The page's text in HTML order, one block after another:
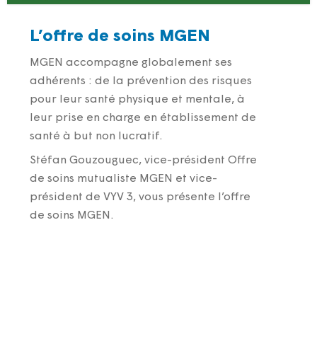
L’offre de soins MGEN
MGEN accompagne globalement ses
adhérents : de la prévention des risques
pour leur santé physique et mentale, à
leur prise en charge en établissement de
santé à but non lucratif.
Stéfan Gouzouguec, vice-président Offre
de soins mutualiste MGEN et vice-
président de VYV 3, vous présente l’offre
de soins MGEN.